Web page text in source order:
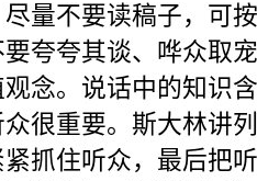
量不要读稿子，可
夸夸其谈、哗众取
念。说话中的知识
很重要。斯大林讲
抓住听众，最后把